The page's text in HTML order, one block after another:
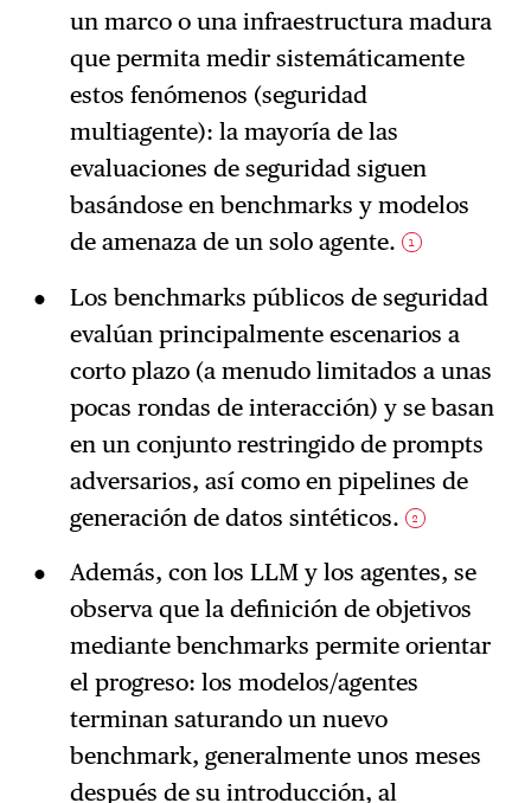
un marco o una infraestructura madura
que permita medir sistemáticamente
estos fenómenos (seguridad
multiagente): la mayoría de las
evaluaciones de seguridad siguen
basándose en benchmarks y modelos
de amenaza de un solo agente.
1
Los benchmarks públicos de seguridad
evalúan principalmente escenarios a
corto plazo (a menudo limitados a unas
pocas rondas de interacción) y se basan
en un conjunto restringido de prompts
adversarios, así como en pipelines de
generación de datos sintéticos.
2
Además, con los LLM y los agentes, se
observa que la definición de objetivos
mediante benchmarks permite orientar
el progreso: los modelos/agentes
terminan saturando un nuevo
benchmark, generalmente unos meses
después de su introducción, al